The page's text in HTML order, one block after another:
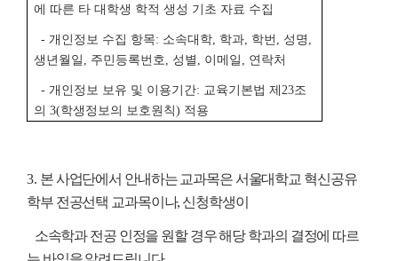
에 따른 타 대학생 학적 생성 기초 자료 수집
- 개인정보 수집 항목: 소속대학, 학과, 학번, 성명,
생년월일, 주민등록번호, 성별, 이메일, 연락처
- 개인정보 보유 및 이용기간: 교육기본법 제23조
의 3(학생정보의 보호원칙) 적용
3. 본 사업단에서 안내하는 교과목은 서울대학교 혁신공유
학부 전공선택 교과목이나, 신청학생이
소속학과 전공 인정을 원할 경우 해당 학과의 결정에 따르